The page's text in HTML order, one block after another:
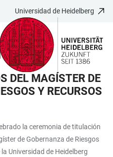
Universidad de Heidelberg
2024
DEL MAGÍSTER DE
Y RECURSOS
la ceremonia de titulación
de Gobernanza de Riesgos
Universidad de Heidelberg